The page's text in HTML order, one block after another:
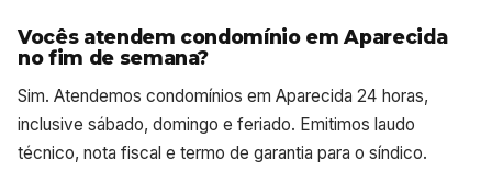
Vocês atendem condomínio em Aparecida
no fim de semana?
Sim. Atendemos condomínios em Aparecida 24 horas,
inclusive sábado, domingo e feriado. Emitimos laudo
técnico, nota fiscal e termo de garantia para o síndico.